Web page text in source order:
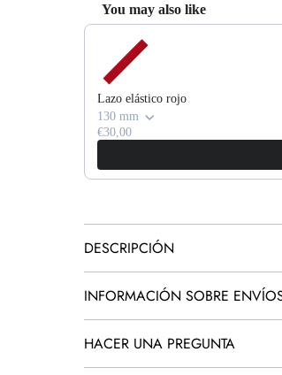
a
You may also like
Use the Previous and Next
Lazo elástico rojo
130 mm
€30,00
DESCRIPCIÓN
INFORMACIÓN SOBRE
HACER UNA PREGUNTA